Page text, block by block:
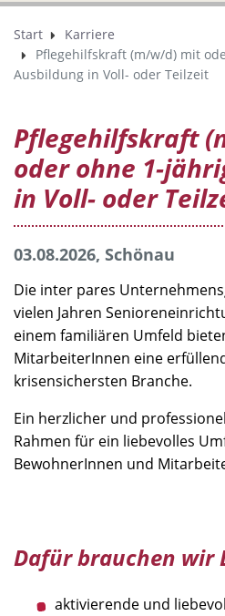
Start
Karriere
Pflegehilfskraft (m/w/d) mit
Ausbildung in Voll- oder Teilzeit
Pflegehilfskraft
oder ohne 1-
in Voll- oder
03.08.2026, Schönau
Die inter pares
vielen Jahren
einem familiären Umfeld
MitarbeiterInnen eine
krisensichersten Branche.
Ein herzlicher und
Rahmen für ein liebevolles
BewohnerInnen und
Dafür brauchen wir
aktivierende und